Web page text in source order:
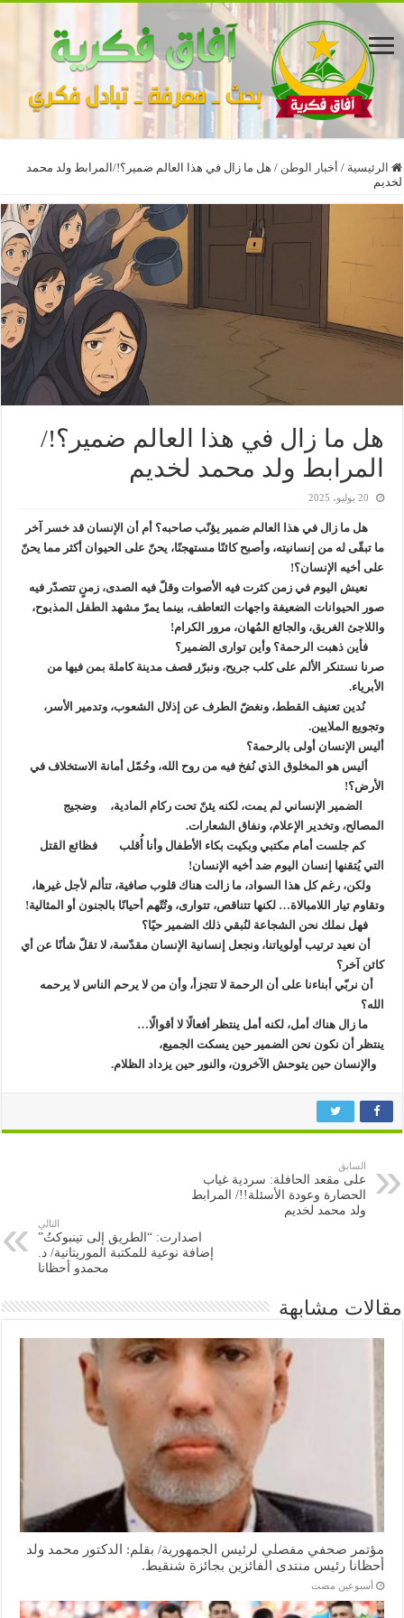
الرئيسية / أخبار الوطن / هل ما زال في هذا العالم ضمير؟!/المرابط ولد محمد
لخديم
هل ما زال في هذا العالم ضمير؟!/
المرابط ولد محمد لخديم
20 يوليو، 2025
هل ما زال في هذا العالم ضمير يؤنّب صاحبه؟ أم أن الإنسان قد خسر آخر
ما تبقّى له من إنسانيته، وأصبح كائنًا مستهجنًا، يحنّ على الحيوان أكثر مما يحنّ
على أخيه الإنسان؟!
نعيش اليوم في زمن كثرت فيه الأصوات وقلّ فيه الصدى، زمنٍ تتصدّر فيه
صور الحيوانات الضعيفة واجهات التعاطف، بينما يمرّ مشهد الطفل المذبوح،
واللاجئ الغريق، والجائع المُهان، مرور الكرام!
فأين ذهبت الرحمة؟ وأين توارى الضمير؟
صرنا نستنكر الألم على كلب جريح، ونبرّر قصف مدينة كاملة بمن فيها من
الأبرياء.
نُدين تعنيف القطط، ونغضّ الطرف عن إذلال الشعوب، وتدمير الأسر،
وتجويع الملايين.
أليس الإنسان أولى بالرحمة؟
أليس هو المخلوق الذي نُفخ فيه من روح الله، وحُمّل أمانة الاستخلاف في
الأرض؟!
الضمير الإنساني لم يمت، لكنه يئنّ تحت ركام المادية، وضجيج
المصالح، وتخدير الإعلام، ونفاق الشعارات.
كم جلست أمام مكتبي وبكيت بكاء الأطفال وأنا أُقلب فظائع القتل
التي يُتقنها إنسان اليوم ضد أخيه الإنسان!
ولكن، رغم كل هذا السواد، ما زالت هناك قلوب صافية، تتألم لأجل غيرها،
وتقاوم تيار اللامبالاة… لكنها تتناقص، تتوارى، وتُتّهم أحيانًا بالجنون أو المثالية!
فهل نملك نحن الشجاعة لنُبقي ذلك الضمير حيًا؟
أن نعيد ترتيب أولوياتنا، ونجعل إنسانية الإنسان مقدّسة، لا تقلّ شأنًا عن أي
كائن آخر؟
أن نربّي أبناءنا على أن الرحمة لا تتجزأ، وأن من لا يرحم الناس لا يرحمه
الله؟
ما زال هناك أمل، لكنه أمل ينتظر أفعالًا لا أقوالًا…
ينتظر أن نكون نحن الضمير حين يسكت الجميع،
والإنسان حين يتوحش الآخرون، والنور حين يزداد الظلام.
السابق
على مقعد الحافلة: سردية غياب
الحضارة وعودة الأسئلة!!/ المرابط
ولد محمد لخديم
التالي
اصدارت: “الطريق إلى تينبوكتُ”
إضافة نوعية للمكتبة الموريتانية/ د.
محمدو أحظانا
مقالات مشابهة
مؤتمر صحفي مفصلي لرئيس الجمهورية/ بقلم: الدكتور محمد ولد
أحظانا رئيس منتدى الفائزين بجائزة شنقيط.
‏أسبوعين مضت